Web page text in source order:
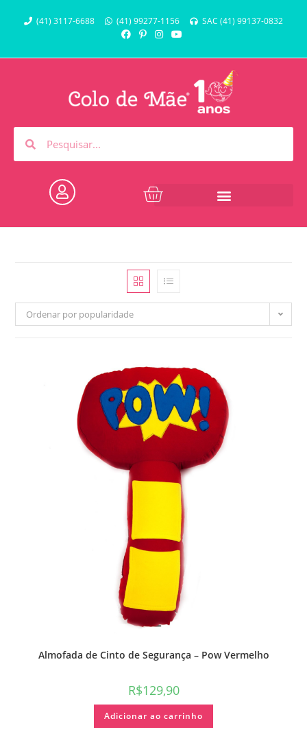
(41) 3117-6688 (41) 99277-1156 SAC (41) 99137-0832
Ordenar por popularidade
Almofada de Cinto de Segurança – Pow Vermelho
R$129,90
Adicionar ao carrinho